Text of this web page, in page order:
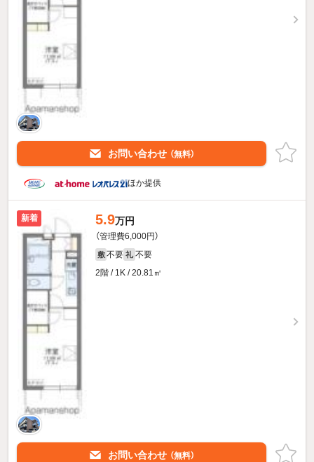
お問い合わせ （無料）
ほか提供
新着 5.9万円
（管理費6,000円）
敷 不要 礼 不要
2階 / 1K / 20.81㎡
お問い合わせ （無料）